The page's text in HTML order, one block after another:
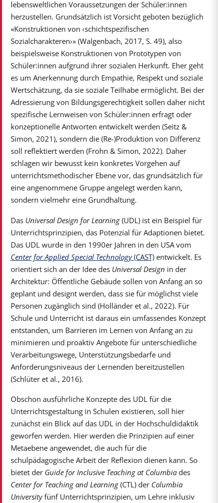
lebensweltlichen Voraussetzungen der Schüler:innen
herzustellen. Grundsätzlich ist Vorsicht geboten bezüglich
«Konstruktionen von ‹schichtspezifischen
Sozialcharakteren›» (Walgenbach, 2017, S. 49), also
beispielsweise Konstruktionen von Prototypen von
Schüler:innen aufgrund ihrer sozialen Herkunft. Eher geht
es um Anerkennung durch Empathie, Respekt und soziale
Wertschätzung, da sie soziale Teilhabe ermöglicht. Bei der
Adressierung von Bildungsgerechtigkeit sollen daher nicht
spezifische Lernweisen von Schüler:innen erfragt oder
konzeptionelle Antworten entwickelt werden (Seitz &
Simon, 2021), sondern die (Re-)Produktion von Differenz
soll reflektiert werden (Frohn & Simon, 2022). Daher
schlagen wir bewusst kein konkretes Vorgehen auf
unterrichtsmethodischer Ebene vor, das grundsätzlich für
eine angenommene Gruppe angelegt werden kann,
sondern vielmehr eine Grundhaltung.
Das Universal Design for Learning(UDL) ist ein Beispiel für
Unterrichtsprinzipien, das Potenzial für Adaptionen bietet.
Das UDL wurde in den 1990er Jahren in den USA vom
Center for Applied Special Technology(CAST)entwickelt. Es
orientiert sich an der Idee des Universal Design in der
Architektur: Öffentliche Gebäude sollen von Anfang an so
geplant und designt werden, dass sie für möglichst viele
Personen zugänglich sind (Holländer et al., 2022). Für
Schule und Unterricht ist daraus ein umfassendes Konzept
entstanden, um Barrieren im Lernen von Anfang an zu
minimieren und proaktiv Angebote für unterschiedliche
Verarbeitungswege, Unterstützungsbedarfe und
Anforderungsniveaus der Lernenden bereitzustellen
(Schlüter et al., 2016).
Obschon ausführliche Konzepte des UDL für die
Unterrichtsgestaltung in Schulen existieren, soll hier
zunächst ein Blick auf das UDL in der Hochschuldidaktik
geworfen werden. Hier werden die Prinzipien auf einer
Metaebene angewendet, die auch für die
schulpädagogische Arbeit der Reflexion dienen kann. So
bietet der Guide for Inclusive Teaching at Columbia des
Center for Teaching and Learning(CTL) der Columbia
Universityfünf Unterrichtsprinzipien, um Lehre inklusiv